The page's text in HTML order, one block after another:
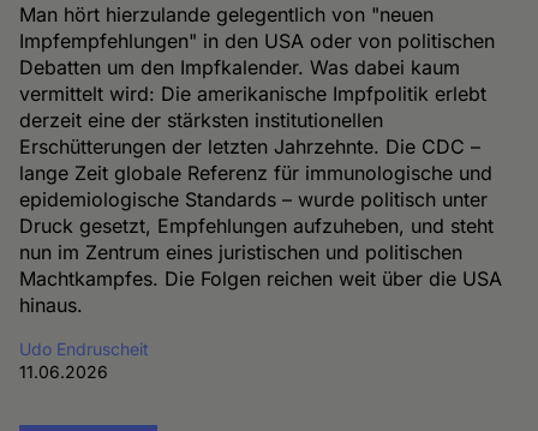
Man hört hierzulande gelegentlich von "neuen
Impfempfehlungen" in den USA oder von politischen
Debatten um den Impfkalender. Was dabei kaum
vermittelt wird: Die amerikanische Impfpolitik erlebt
derzeit eine der stärksten institutionellen
Erschütterungen der letzten Jahrzehnte. Die CDC –
lange Zeit globale Referenz für immunologische und
epidemiologische Standards – wurde politisch unter
Druck gesetzt, Empfehlungen aufzuheben, und steht
nun im Zentrum eines juristischen und politischen
Machtkampfes. Die Folgen reichen weit über die USA
hinaus.
Udo Endruscheit
11.06.2026